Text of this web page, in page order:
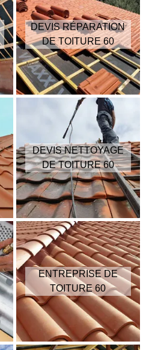
DEVIS RÉPARATION
DE TOITURE 60
DEVIS NETTOYAGE
DE TOITURE 60
ENTREPRISE DE
TOITURE 60